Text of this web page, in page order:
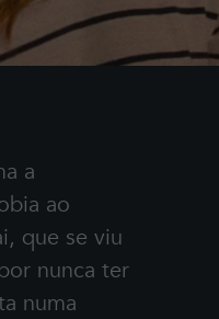
a
ao
que se viu
nunca ter
numa